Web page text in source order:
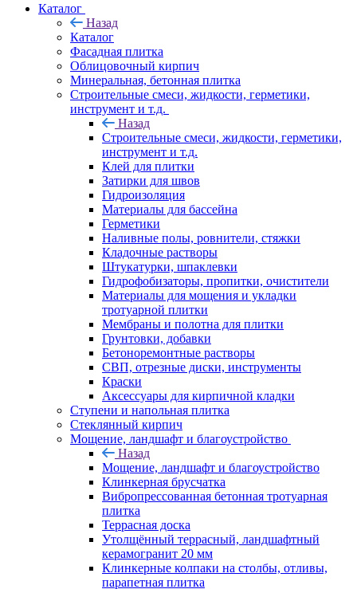
Каталог
Назад
Каталог
Фасадная плитка
Облицовочный кирпич
Минеральная, бетонная плитка
Строительные смеси, жидкости, герметики,
инструмент и т.д.
Назад
Строительные смеси, жидкости, герметики,
инструмент и т.д.
Клей для плитки
Затирки для швов
Гидроизоляция
Материалы для бассейна
Герметики
Наливные полы, ровнители, стяжки
Кладочные растворы
Штукатурки, шпаклевки
Гидрофобизаторы, пропитки, очистители
Материалы для мощения и укладки
тротуарной плитки
Мембраны и полотна для плитки
Грунтовки, добавки
Бетоноремонтные растворы
СВП, отрезные диски, инструменты
Краски
Аксессуары для кирпичной кладки
Ступени и напольная плитка
Cтеклянный кирпич
Мощение, ландшафт и благоустройство
Назад
Мощение, ландшафт и благоустройство
Клинкерная брусчатка
Вибропрессованная бетонная тротуарная
плитка
Террасная доска
Утолщённый террасный, ландшафтный
керамогранит 20 мм
Клинкерные колпаки на столбы, отливы,
парапетная плитка